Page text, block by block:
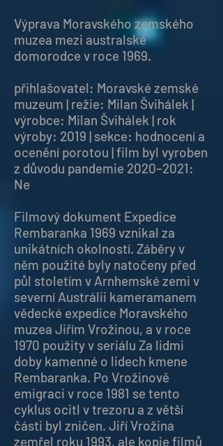
Výprava Moravského zemského
muzea mezi australské
domorodce v roce 1969.
přihlašovatel: Moravské zemské
muzeum | režie: Milan Švihálek |
výrobce: Milan Švihálek | rok
výroby: 2019 | sekce: hodnocení a
ocenění porotou | film byl vyroben
z důvodu pandemie 2020–2021:
Ne
Filmový dokument Expedice
Rembaranka 1969 vznikal za
unikátních okolností. Záběry v
něm použité byly natočeny před
půl stoletím v Arnhemské zemi v
severní Austrálii kameramanem
vědecké expedice Moravského
muzea Jiřím Vrožinou, a v roce
1970 použity v seriálu Za lidmi
doby kamenné o lidech kmene
Rembaranka. Po Vrožinově
emigraci v roce 1981 se tento
cyklus ocitl v trezoru a z větší
části byl zničen. Jiří Vrožina
zemřel roku 1993, ale kopie filmů